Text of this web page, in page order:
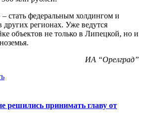
стать федеральным холдингом и
других регионах. Уже ведутся
объектов не только в Липецкой, но и
ИА “Орелград”
решились принимать главу от